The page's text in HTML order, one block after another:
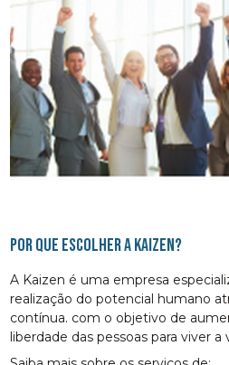
Por que escolher a Kaizen?
A Kaizen é uma empresa
realização do potencial humano
contínua. com o objetivo de
liberdade das pessoas para viver a